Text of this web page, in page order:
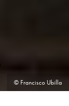
© Francisco Ubilla